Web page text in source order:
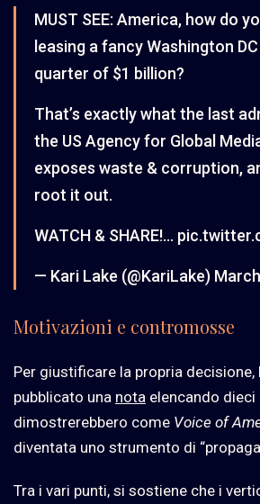
MUST SEE: America, how do
leasing a fancy Washington
quarter of $1 billion?
That’s exactly what the last
the US Agency for Global
exposes waste & corruption,
root it out.
WATCH & SHARE!…
— Kari Lake (@KariLake)
Motivazioni e contromosse
Per giustificare la propria decisione,
pubblicato una nota elencando
dimostrerebbero come Voice of
diventata uno strumento di
Tra i vari punti, si sostiene che i